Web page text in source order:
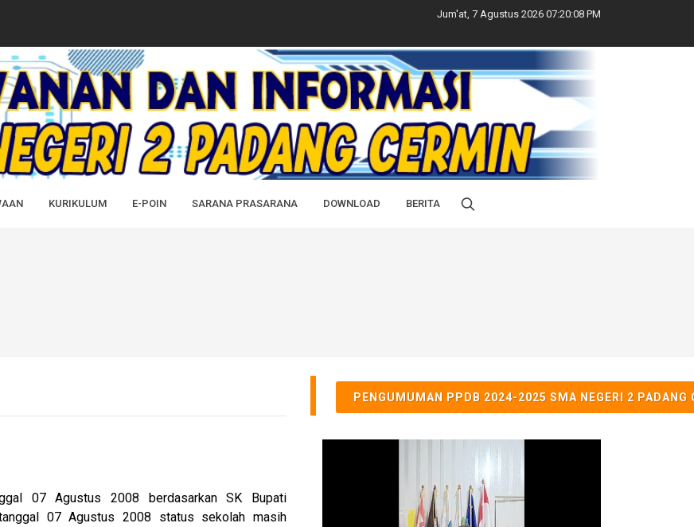
CERMIN...
ALUMNI SMAN 2 PADANG CER...
Cermin atas Pelanti...
diraih Dalam Kejuaraan...
SMAN 2 PADANG CERMIN TAHUN ...
SEBAGAI APARATUR SIPIL P...
Jum'at, 7 Agustus 2026 07:20:09 PM
KURIKULUM E-POIN SARANA PRASARANA DOWNLOAD BERITA
07 Agustus 2008 berdasarkan SK Bupati
07 Agustus 2008 status sekolah masih
PENGUMUMAN PPDB 2024-2025 SMA NEGERI 2 PADANG